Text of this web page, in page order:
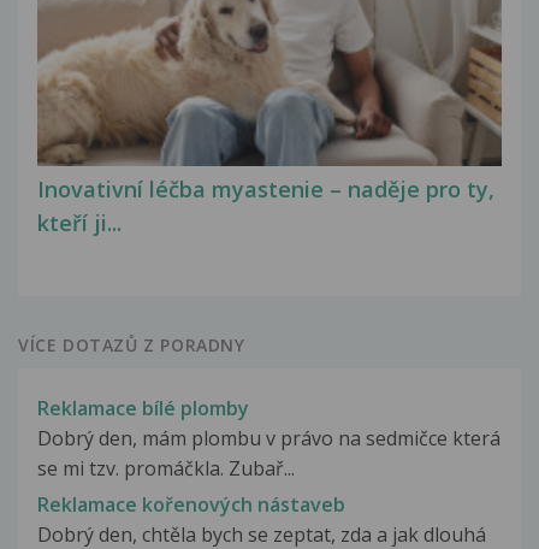
Inovativní léčba myastenie – naděje pro ty,
kteří ji...
VÍCE DOTAZŮ Z PORADNY
Reklamace bílé plomby
Dobrý den, mám plombu v právo na sedmičce která
se mi tzv. promáčkla. Zubař...
Reklamace kořenových nástaveb
Dobrý den, chtěla bych se zeptat, zda a jak dlouhá